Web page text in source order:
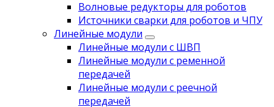
Волновые редукторы для роботов
Источники сварки для роботов и ЧПУ
Линейные модули
Линейные модули с ШВП
Линейные модули с ременной
передачей
Линейные модули с реечной
передачей